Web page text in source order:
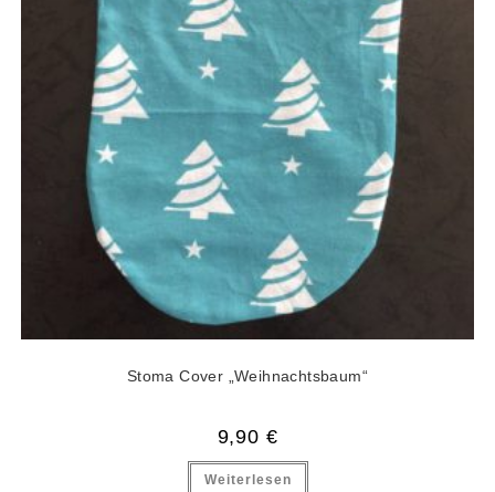
Stoma Cover „Weihnachtsbaum“
9,90 €
Weiterlesen